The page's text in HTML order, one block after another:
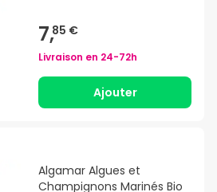
7,85 €
Livraison en 24-72h
Ajouter
Algamar Algues et
Champignons Marinés Bio